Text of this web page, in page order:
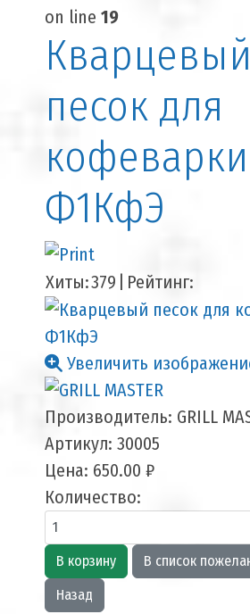
on line 19
Кварцевый
песок для
кофеварки
Ф1КфЭ
Хиты:379 Рейтинг:
Увеличить
Производитель: GRILL
Артикул: 30005
Цена: 650.00 ₽
Количество: